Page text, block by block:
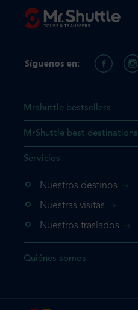
el producto que busca ya
vaya directamente a su
su reserva.
una vez
Mrshuttle bestsellers
MrShuttle best destinations
Servicios
Nuestros destinos
Nuestras visitas
Nuestros traslados
Quiénes somos
Síguenos en: